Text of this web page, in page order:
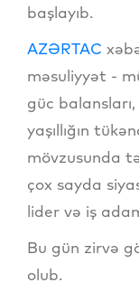
başlayıb.
AZƏRTAC
məsuliyyət -
güc
yaşıllığın
mövzusunda
çox sayda
lider və iş
Bu gün zirvə
olub.